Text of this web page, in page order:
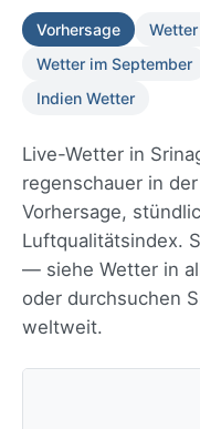
Vorhersage
Wetter im September
Indien Wetter
Live-Wetter in
regenschauer in
Vorhersage,
Luftqualitätsindex.
— siehe Wetter in
oder durchsuchen
weltweit.